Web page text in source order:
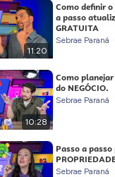
11:20
Como definir o
a passo
GRATUITA
Sebrae Paraná
10:28
Como planejar
do NEGÓCIO.
Sebrae Paraná
Passo a
Sebrae Paraná